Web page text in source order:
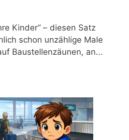
Kinder“ – diesen Satz
schon unzählige Male
Baustellenzäunen, an...